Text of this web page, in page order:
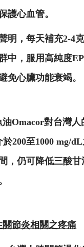
護心血管。
明，每天補充2-
中，服用高純度
免心臟功能衰竭
Omacor對台灣
200至1000 mg/
，仍可降低三酸
節炎相關之疼痛